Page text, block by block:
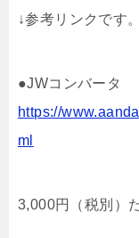
↓参考リンクです。
●JWコンバータ
https://
ml
3,000円（税別）